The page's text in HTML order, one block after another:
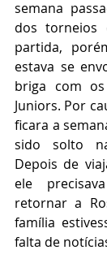
semana
dos torneios
partida,
estava se
briga com
Juniors. Por
ficara a
sido solto
Depois de
ele
retornar a
família
falta de